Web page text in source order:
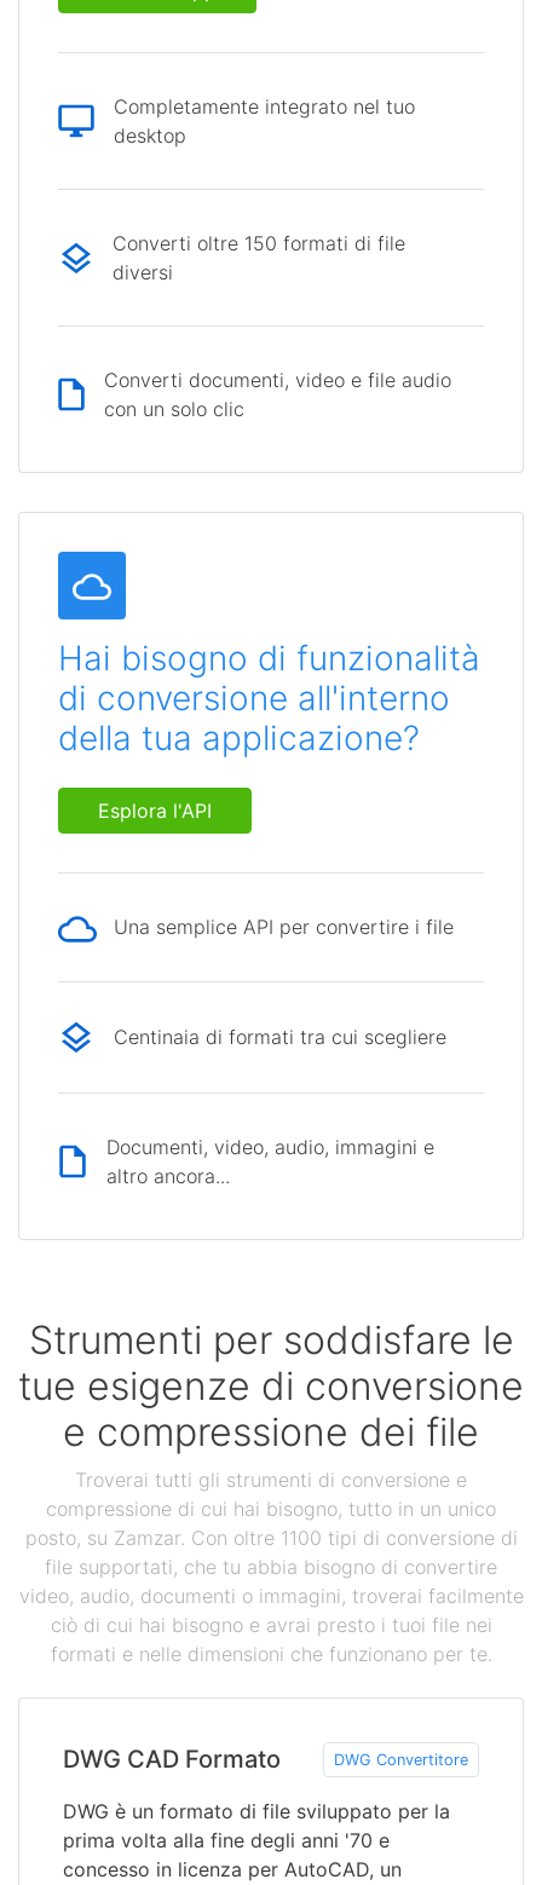
Completamente integrato nel tuo
desktop
Converti oltre 150 formati di file
diversi
Converti documenti, video e file audio
con un solo clic
Hai bisogno di funzionalità
di conversione all'interno
della tua applicazione?
Esplora l'API
Una semplice API per convertire i file
Centinaia di formati tra cui scegliere
Documenti, video, audio, immagini e
altro ancora...
Strumenti per soddisfare le
tue esigenze di conversione
e compressione dei file
Troverai tutti gli strumenti di conversione e
compressione di cui hai bisogno, tutto in un unico
posto, su Zamzar. Con oltre 1100 tipi di conversione di
file supportati, che tu abbia bisogno di convertire
video, audio, documenti o immagini, troverai facilmente
ciò di cui hai bisogno e avrai presto i tuoi file nei
formati e nelle dimensioni che funzionano per te.
DWG CAD Formato DWG Convertitore
DWG è un formato di file sviluppato per la
prima volta alla fine degli anni '70 e
concesso in licenza per AutoCAD, un